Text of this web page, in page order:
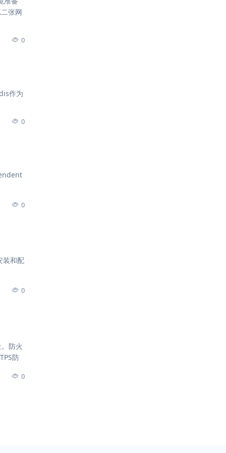
张网
0
作为
0
0
装和配
0
防火
防
0